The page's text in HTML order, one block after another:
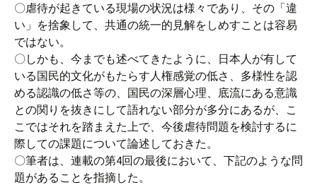
〇虐待が起きている現場の状況は様々であり、その「違
い」を捨象して、共通の統一的見解をしめすことは容易
ではない。
〇しかも、今までも述べてきたように、日本人が有して
いる国民的文化がもたらす人権感覚の低さ、多様性を認
める認識の低さ等の、国民の深層心理、底流にある意識
との関りを抜きにして語れない部分が多分にあるが、こ
こではそれを踏まえた上で、今後虐待問題を検討するに
際しての課題について論述しておきた。
〇筆者は、連載の第4回の最後において、下記のような問
題があることを指摘した。